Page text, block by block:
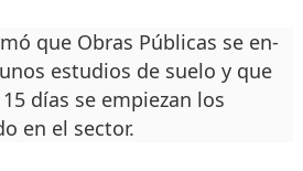
que Obras Públicas se en­
es­tudios de suelo y que
días se em­piezan los
en el sector.